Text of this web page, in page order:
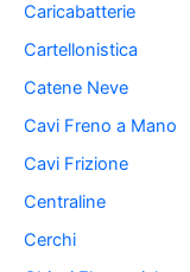
Caricabatterie
Cartellonistica
Catene Neve
Cavi Freno a Mano
Cavi Frizione
Centraline
Cerchi